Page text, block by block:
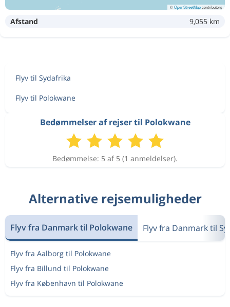
©OpenStreetMapcontributors
Afstand 9,055 km
Flyv til Sydafrika
Flyv til Polokwane
Bedømmelser af rejser til Polokwane
Bedømmelse: 5 af 5 (1 anmeldelser).
Alternative rejsemuligheder
Flyv fra Danmark til Polokwane Flyv fra Danmark til
Flyv fra Aalborg til Polokwane
Flyv fra Billund til Polokwane
Flyv fra København til Polokwane